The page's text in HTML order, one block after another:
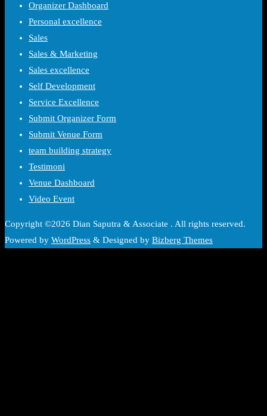
Organizer Dashboard
Personal excellence
Sales
Sales & Marketing
Sales excellence
Self Development
Service Excellence
Submit Organizer Form
Submit Venue Form
team building strategy
Testimoni
Venue Dashboard
Video Event
Copyright ©2026 Dian Saputra & Associate . All rights reserved.
Powered by WordPress & Designed by Bizberg Themes